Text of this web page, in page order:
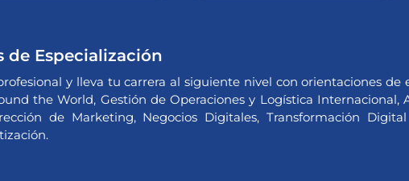
de Especialización
y lleva tu carrera al siguiente nivel con orientaciones de
the World, Gestión de Operaciones y Logística Internacional,
de Marketing, Negocios Digitales, Transformación